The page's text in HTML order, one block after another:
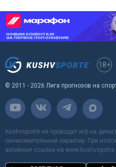
18+
© 2011 - 2026 Лига прогнозов на
Kushvsporte не проводит игр на
ознакомительный характер. При
активная ссылка на